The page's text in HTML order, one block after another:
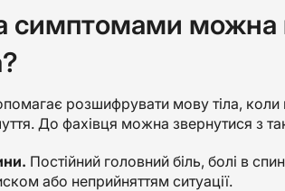
симптомами можна
розшифрувати мову тіла, коли
До фахівця можна звернутися з
Постійний головний біль, болі в
або неприйняттям ситуації.